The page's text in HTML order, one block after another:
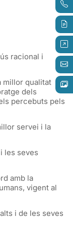
racional i
millor qualitat
dels
percebuts pels
servei i la
les seves
amb la
vigent al
i de les seves